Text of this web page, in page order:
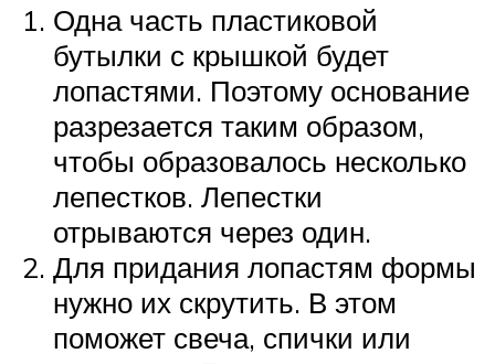
Одна часть пластиковой
бутылки с крышкой будет
лопастями. Поэтому основание
разрезается таким образом,
чтобы образовалось несколько
лепестков. Лепестки
отрываются через один.
Для придания лопастям формы
нужно их скрутить. В этом
поможет свеча, спички или